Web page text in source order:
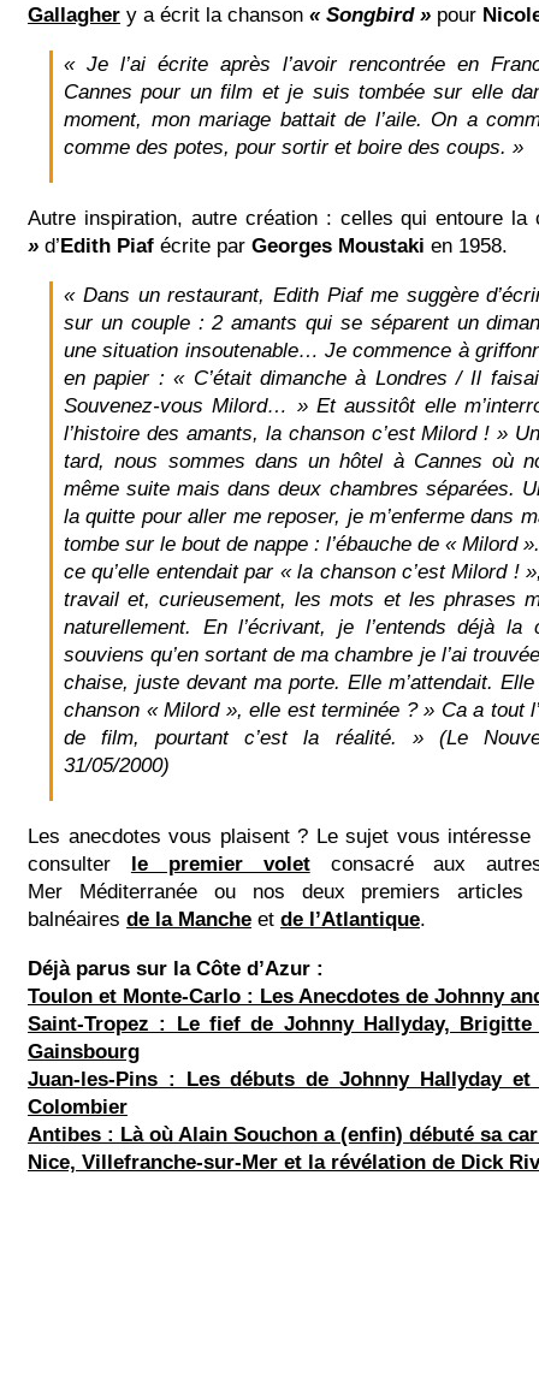
Gallagher y a écrit la chanson « Songbird » pour
« Je l’ai écrite après l’avoir rencontrée en
Cannes pour un film et je suis tombée sur elle
moment, mon mariage battait de l’aile. On a
comme des potes, pour sortir et boire des coups. »
Autre inspiration, autre création : celles qui entoure la
» d’Edith Piaf écrite par Georges Moustaki en 1958.
« Dans un restaurant, Edith Piaf me suggère
sur un couple : 2 amants qui se séparent un
une situation insoutenable… Je commence à
en papier : « C’était dimanche à Londres / Il
Souvenez-vous Milord… » Et aussitôt elle
l’histoire des amants, la chanson c’est Milord ! »
tard, nous sommes dans un hôtel à Cannes où
même suite mais dans deux chambres séparées.
la quitte pour aller me reposer, je m’enferme dans
tombe sur le bout de nappe : l’ébauche de « Milord
ce qu’elle entendait par « la chanson c’est Milord !
travail et, curieusement, les mots et les phrases
naturellement. En l’écrivant, je l’entends déjà la
souviens qu’en sortant de ma chambre je l’ai
chaise, juste devant ma porte. Elle m’attendait.
chanson « Milord », elle est terminée ? » Ca a tout
de film, pourtant c’est la réalité. » (Le
31/05/2000)
Les anecdotes vous plaisent ? Le sujet vous intéresse
consulter le premier voletconsacré aux
Mer Méditerranée ou nos deux premiers
balnéaires de la Manche et de l’Atlantique.
Déjà parus sur la Côte d’Azur :
Toulon et Monte-Carlo : Les Anecdotes de Johnny
Saint-Tropez : Le fief de Johnny Hallyday,
Gainsbourg
Juan-les-Pins : Les débuts de Johnny Hallyday
Colombier
Antibes : Là où Alain Souchon a (enfin) débuté sa
Nice, Villefranche-sur-Mer et la révélation de Dick